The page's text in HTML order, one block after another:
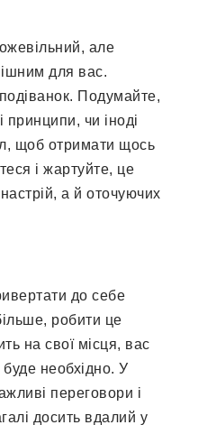
але
для вас.
Подумайте,
принципи, чи іноді
щоб отримати щось
і жартуйте, це
а й оточуючих
до себе
робити це
на свої місця, вас
необхідно. У
переговори і
досить вдалий у